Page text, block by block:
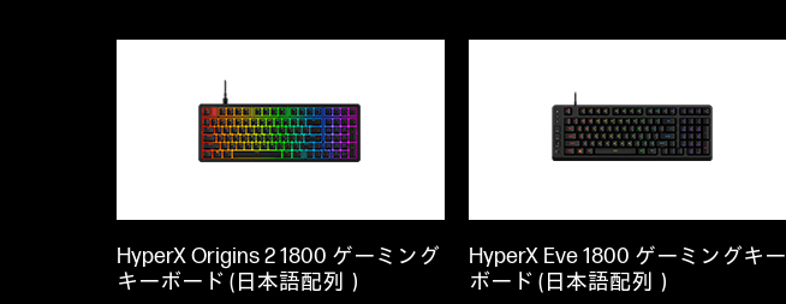
HyperX Origins 2 1800 ゲーミング
キーボード (日本語配列）
HyperX Eve 1800 ゲーミングキー
ボード (日本語配列）